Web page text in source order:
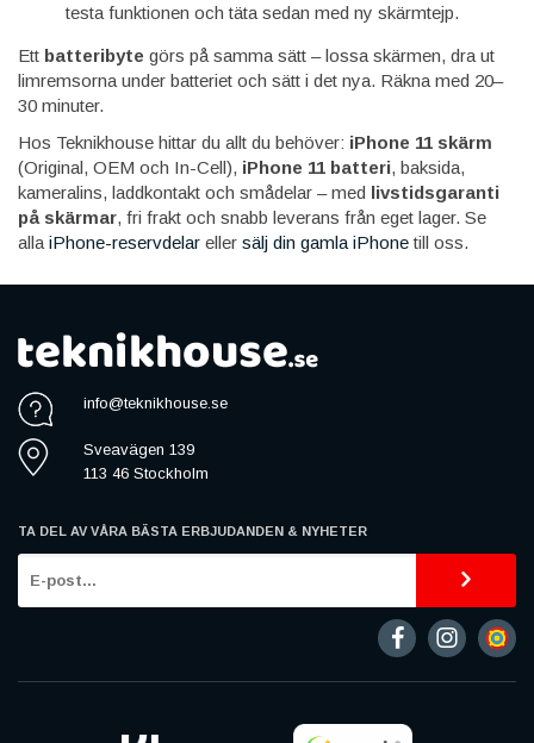
testa funktionen och täta sedan med ny skärmtejp.
Ett batteribyte görs på samma sätt – lossa skärmen, dra ut
limremsorna under batteriet och sätt i det nya. Räkna med 20–
30 minuter.
Hos Teknikhouse hittar du allt du behöver: iPhone 11 skärm
(Original, OEM och In-Cell), iPhone 11 batteri, baksida,
kameralins, laddkontakt och smådelar – med livstidsgaranti
på skärmar, fri frakt och snabb leverans från eget lager. Se
alla iPhone-reservdelar eller sälj din gamla iPhonetill oss.
info@teknikhouse.se
Sveavägen 139
113 46 Stockholm
TA DEL AV VÅRA BÄSTA ERBJUDANDEN & NYHETER